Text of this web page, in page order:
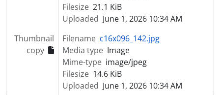
Filesize 21.1 KiB
Uploaded June 1, 2026 10:34 AM
Thumbnail
copy
Filename c16x096_142.jpg
Media type Image
Mime-type image/jpeg
Filesize 14.6 KiB
Uploaded June 1, 2026 10:34 AM